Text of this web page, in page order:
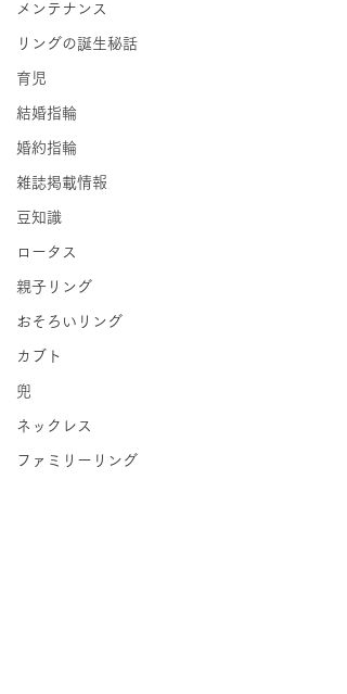
メンテナンス
リングの誕生秘話
育児
結婚指輪
婚約指輪
雑誌掲載情報
豆知識
ロータス
親子リング
おそろいリング
カブト
兜
ネックレス
ファミリーリング